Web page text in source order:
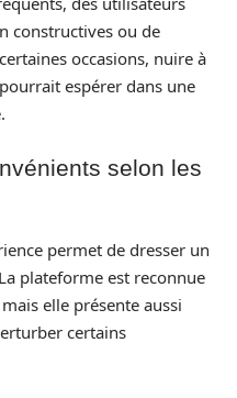
constructives ou de
occasions, nuire à
espérer dans une
selon les
permet de dresser un
plateforme est reconnue
elle présente aussi
certains